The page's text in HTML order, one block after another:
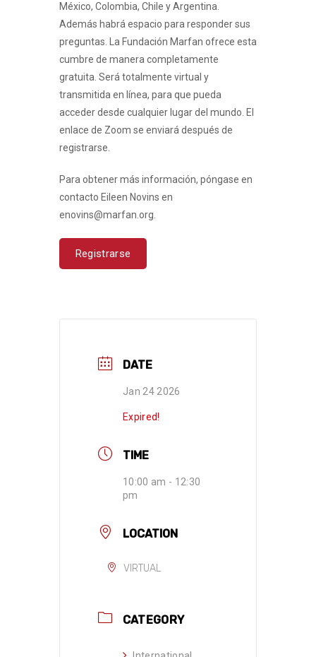
México, Colombia, Chile y Argentina.
Además habrá espacio para responder sus
preguntas. La Fundación Marfan ofrece esta
cumbre de manera completamente
gratuita. Será totalmente virtual y
transmitida en línea, para que pueda
acceder desde cualquier lugar del mundo. El
enlace de Zoom se enviará después de
registrarse.
Para obtener más información, póngase en
contacto Eileen Novins en
enovins@marfan.org.
Registrarse
DATE
Jan 24 2026
Expired!
TIME
10:00 am - 12:30
pm
LOCATION
VIRTUAL
CATEGORY